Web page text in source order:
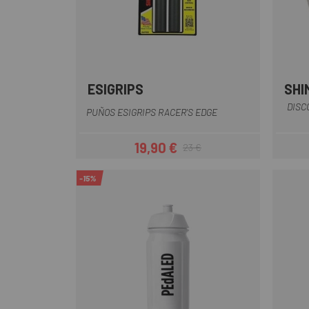
Amarillo
Azul
ESIGRIPS
PUÑOS ESIGRIPS RACER'S EDGE
Precio
19,90 €Precio regular
23 €
-15%